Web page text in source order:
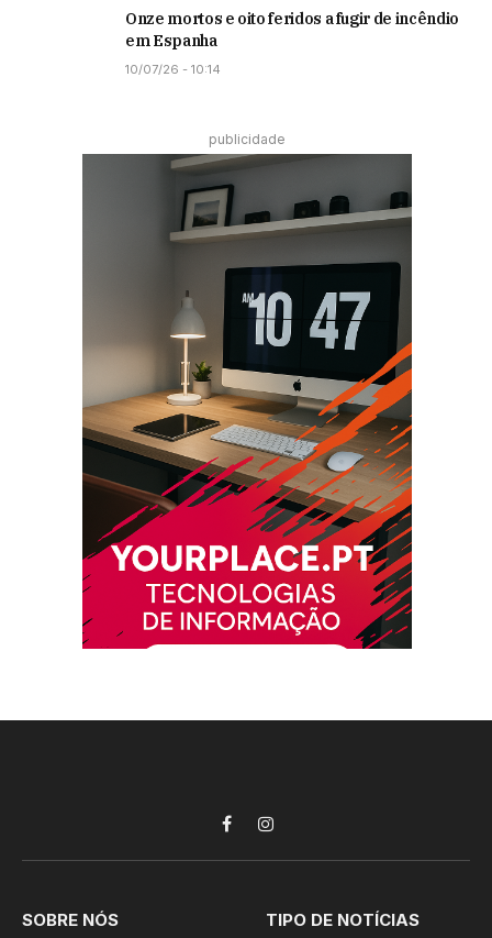
Onze mortos e oito feridos a fugir de incêndio
em Espanha
10/07/26 - 10:14
publicidade
FacebookInstagram
SOBRE NÓS TIPO DE NOTÍCIAS